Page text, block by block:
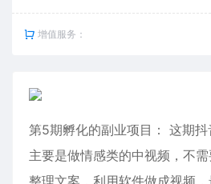
增值服务：
第5期孵化的副业项目： 这期抖
主要是做情感类的中视频，不
整理文案，利用软件做成视频